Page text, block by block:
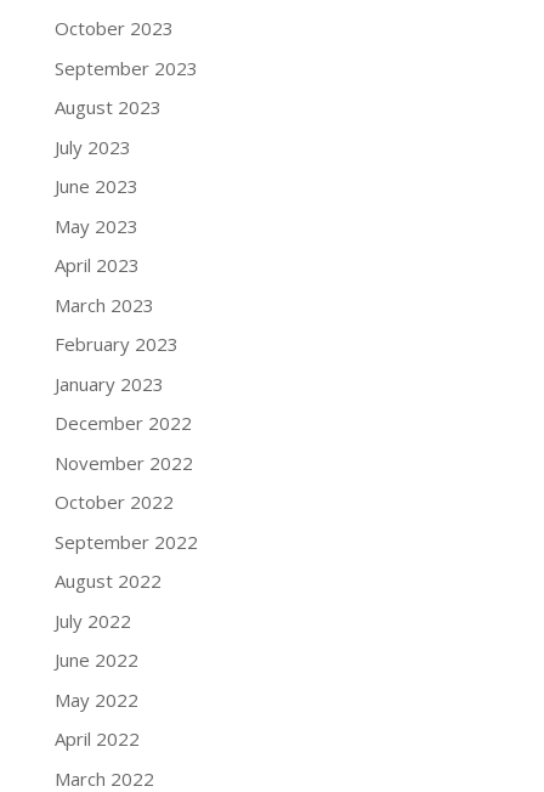
October 2023
September 2023
August 2023
July 2023
June 2023
May 2023
April 2023
March 2023
February 2023
January 2023
December 2022
November 2022
October 2022
September 2022
August 2022
July 2022
June 2022
May 2022
April 2022
March 2022